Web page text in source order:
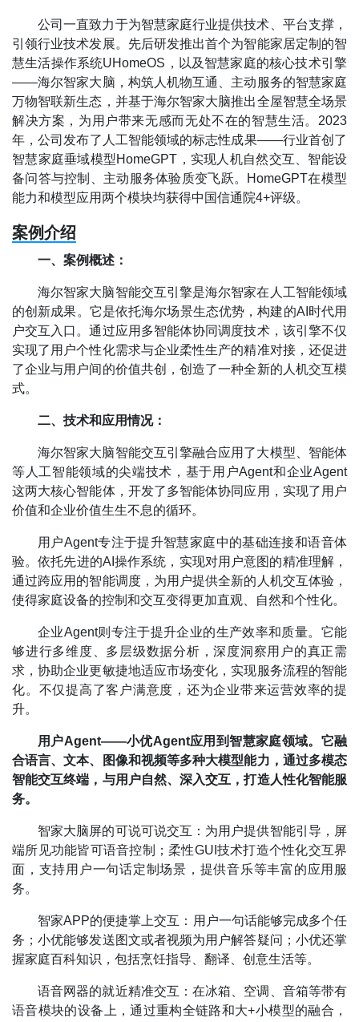
公司一直致力于为智慧家庭行业提供技术、平台支撑，
引领行业技术发展。先后研发推出首个为智能家居定制的智
慧生活操作系统UHomeOS，以及智慧家庭的核心技术引擎
——海尔智家大脑，构筑人机物互通、主动服务的智慧家庭
万物智联新生态，并基于海尔智家大脑推出全屋智慧全场景
解决方案，为用户带来无感而无处不在的智慧生活。2023
年，公司发布了人工智能领域的标志性成果——行业首创了
智慧家庭垂域模型HomeGPT，实现人机自然交互、智能设
备问答与控制、主动服务体验质变飞跃。HomeGPT在模型
能力和模型应用两个模块均获得中国信通院4+评级。
案例介绍
一、案例概述：
海尔智家大脑智能交互引擎是海尔智家在人工智能领域
的创新成果。它是依托海尔场景生态优势，构建的AI时代用
户交互入口。通过应用多智能体协同调度技术，该引擎不仅
实现了用户个性化需求与企业柔性生产的精准对接，还促进
了企业与用户间的价值共创，创造了一种全新的人机交互模
式。
二、技术和应用情况：
海尔智家大脑智能交互引擎融合应用了大模型、智能体
等人工智能领域的尖端技术，基于用户Agent和企业Agent
这两大核心智能体，开发了多智能体协同应用，实现了用户
价值和企业价值生生不息的循环。
用户Agent专注于提升智慧家庭中的基础连接和语音体
验。依托先进的AI操作系统，实现对用户意图的精准理解，
通过跨应用的智能调度，为用户提供全新的人机交互体验，
使得家庭设备的控制和交互变得更加直观、自然和个性化。
企业Agent则专注于提升企业的生产效率和质量。它能
够进行多维度、多层级数据分析，深度洞察用户的真正需
求，协助企业更敏捷地适应市场变化，实现服务流程的智能
化。不仅提高了客户满意度，还为企业带来运营效率的提
升。
用户Agent——小优Agent应用到智慧家庭领域。它融
合语言、文本、图像和视频等多种大模型能力，通过多模态
智能交互终端，与用户自然、深入交互，打造人性化智能服
务。
智家大脑屏的可说可说交互：为用户提供智能引导，屏
端所见功能皆可语音控制；柔性GUI技术打造个性化交互界
面，支持用户一句话定制场景，提供音乐等丰富的应用服
务。
智家APP的便捷掌上交互：用户一句话能够完成多个任
务；小优能够发送图文或者视频为用户解答疑问；小优还掌
握家庭百科知识，包括烹饪指导、翻译、创意生活等。
语音网器的就近精准交互：在冰箱、空调、音箱等带有
语音模块的设备上，通过重构全链路和大+小模型的融合，